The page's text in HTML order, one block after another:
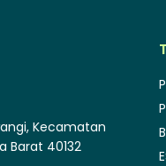
Kecamatan
Barat 40132